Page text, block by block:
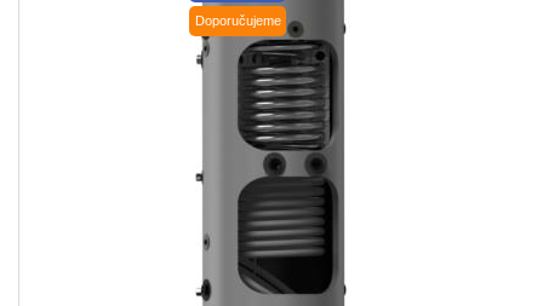
Podávání žádostí o poslední Kotlíkové dotace v Královéhradeckém
Doporučujeme